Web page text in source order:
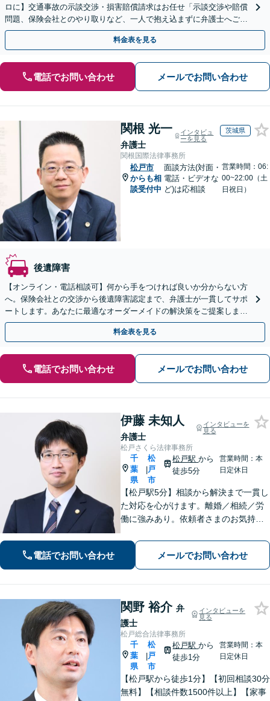
ロに】交通事故の示談交渉・損害賠償請求はお任せ「示談交渉や賠償
問題、保険会社とのやり取りなど、一人で抱え込まずに弁護士へご相
談を」豊富な経験を活かし、最善の対応方針をご提案
料金表を見る
電話でお問い合わせ メールでお問い合わせ
関根 光一
弁護士
インタビュ
ーを見る
茨城県
関根国際法律事務所
松戸市
からも相
談受付中
面談方法(対面・
電話・ビデオな
ど)は応相談
営業時間：06:
00~22:00（土
日祝日）
後遺障害
【オンライン・電話相談可】何から手をつければ良いか分からない方
へ。保険会社との交渉から後遺障害認定まで、弁護士が一貫してサポ
ートします。あなたに最適なオーダーメイドの解決策をご提案しま
す。まずはご相談ください。
料金表を見る
電話でお問い合わせ メールでお問い合わせ
伊藤 未知人
弁護士
インタビューを
見る
松戸さくら法律事務所
千
葉
県
|
松
戸
市
松戸駅から
徒歩5分
営業時間：本
日定休日
【松戸駅5分】相談から解決まで一貫し
た対応を心がけます。離婚／相続／労
働に強みあり。依頼者さまのお気持ち
策をご提案。前向きな気持ちになれる
ようサポートします。【初回相談無
料】【夜間・休日相談可能】
電話でお問い合わせ メールでお問い合わせ
関野 裕介 弁
護士
インタビューを
見る
松戸総合法律事務所
千
葉
県
|
松
戸
市
松戸駅から
徒歩1分
営業時間：本
日定休日
【松戸駅から徒歩1分】【初回相談30分
無料】【相談件数1500件以上】【家事